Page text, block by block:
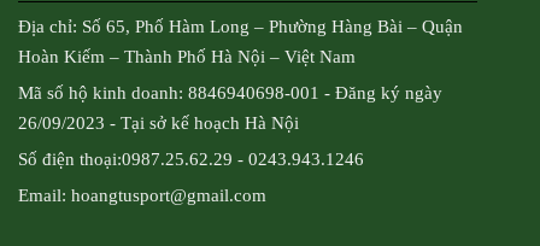
Địa chỉ: Số 65, Phố Hàm Long – Phường Hàng Bài – Quận
Hoàn Kiếm – Thành Phố Hà Nội – Việt Nam
Mã số hộ kinh doanh: 8846940698-001 - Đăng ký ngày
26/09/2023 - Tại sở kế hoạch Hà Nội
Số điện thoại:0987.25.62.29 - 0243.943.1246
Email: hoangtusport@gmail.com